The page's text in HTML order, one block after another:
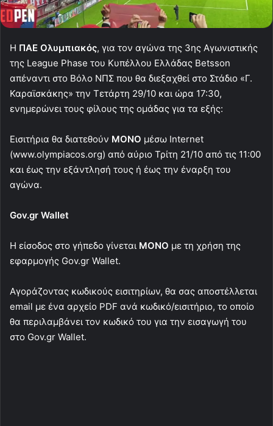
H ΠΑΕ Ολυμπιακός, για τον αγώνα της 3ης Αγωνιστικής
της League Phase του Κυπέλλου Ελλάδας Betsson
απέναντι στο Βόλο ΝΠΣ που θα διεξαχθεί στο Στάδιο «Γ.
Καραϊσκάκης» την Τετάρτη 29/10 και ώρα 17:30,
ενημερώνει τους φίλους της ομάδας για τα εξής:
Εισιτήρια θα διατεθούν ΜΟΝΟ μέσω Internet
(www.olympiacos.org) από αύριο Τρίτη 21/10 από τις 11:00
και έως την εξάντλησή τους ή έως την έναρξη του
αγώνα.
Gov.gr Wallet
H είσοδος στο γήπεδο γίνεται ΜΟΝΟ με τη χρήση της
εφαρμογής Gov.gr Wallet.
Αγοράζοντας κωδικούς εισιτηρίων, θα σας αποστέλλεται
email με ένα αρχείο PDF ανά κωδικό/εισιτήριο, το οποίο
θα περιλαμβάνει τον κωδικό του για την εισαγωγή του
στο Gov.gr Wallet.